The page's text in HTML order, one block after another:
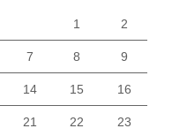
1 2
7 8 9
14 15 16
21 22 23